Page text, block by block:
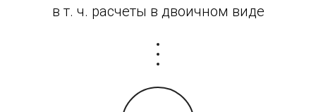
в т. ч. расчеты в двоичном виде